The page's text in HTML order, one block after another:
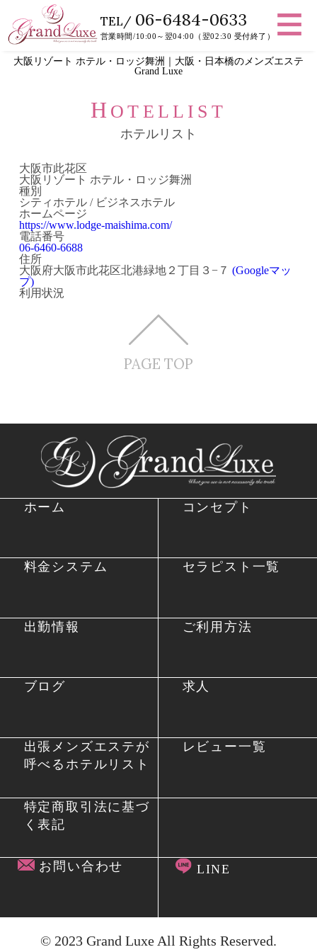
TEL/ 06-6484-0633
営業時間/10:00～翌04:00（翌02:30 受付終了）
大阪リゾート ホテル・ロッジ舞洲｜大阪・日本橋のメンズエステ
Grand Luxe
H OTELLIST
ホテルリスト
大阪市此花区
大阪リゾート ホテル・ロッジ舞洲
種別
シティホテル / ビジネスホテル
ホームページ
https://www.lodge-maishima.com/
電話番号
06-6460-6688
住所
大阪府大阪市此花区北港緑地２丁目３−７ (Googleマッ
プ)
利用状況
PAGE TOP
ホーム コンセプト
料金システム セラピスト一覧
出勤情報 ご利用方法
ブログ 求人
出張メンズエステが
呼べるホテルリスト
レビュー一覧
特定商取引法に基づ
く表記
お問い合わせ LINE
© 2023 Grand Luxe All Rights Reserved.